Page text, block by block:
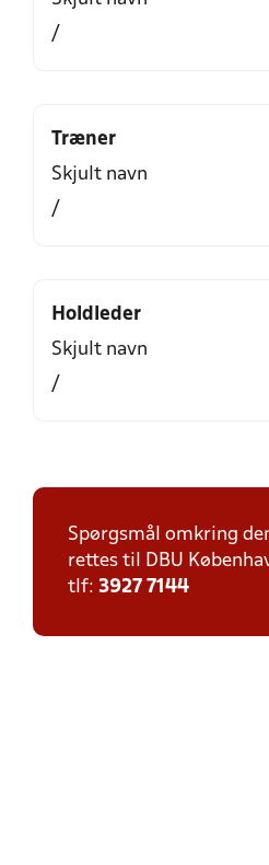
/
Træner
Skjult navn
/
Holdleder
Skjult navn
/
Spørgsmål omkring
rettes til DBU
tlf: 3927 7144